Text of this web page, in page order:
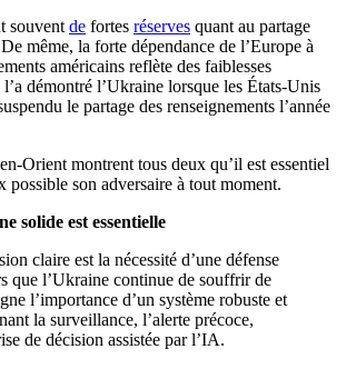
souvent de fortes réserves quant au partage
même, la forte dépendance de l’Europe à
américains reflète des faiblesses
démontré l’Ukraine lorsque les États-Unis
le partage des renseignements l’année
Orient montrent tous deux qu’il est essentiel
possible son adversaire à tout moment.
solide est essentielle
claire est la nécessité d’une défense
que l’Ukraine continue de souffrir de
l’importance d’un système robuste et
la surveillance, l’alerte précoce,
de décision assistée par l’IA.